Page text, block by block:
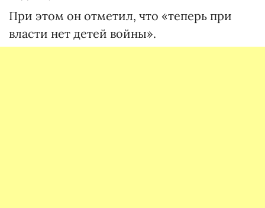
При этом он отметил, что «теперь при
власти нет детей войны».